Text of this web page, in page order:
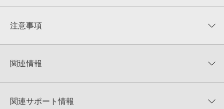
★★★★★
★5
★4
★1
0%
注意事項
KONTAKTフォーマットは、
でお使いいただけます。無償版のKONTAKT PLAYERではお使いい
4GBを超えるデータに関するご注意：
FAT32でフォーマットされた
関連情報
50%OFF！サマーセール！
関連サポート情報